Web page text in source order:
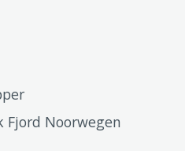
Fjord Noorwegen